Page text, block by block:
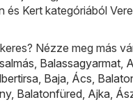
és Kert kategóriából
Nézze meg más
, Balassagyarmat,
, Baja, Ács,
, Balatonfüred, Ajka,